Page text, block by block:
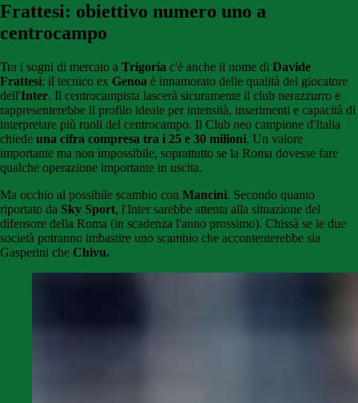
Frattesi: obiettivo numero uno a
centrocampo
Tra i sogni di mercato a Trigoria c'è anche il nome di Davide
Frattesi: il tecnico ex Genoa è innamorato delle qualità del giocatore
dell'Inter. Il centrocampista lascerà sicuramente il club nerazzurro e
rappresenterebbe il profilo ideale per intensità, inserimenti e capacità di
interpretare più ruoli del centrocampo. Il Club neo campione d'Italia
chiede una cifra compresa tra i 25 e 30 milioni. Un valore
importante ma non impossibile, soprattutto se la Roma dovesse fare
qualche operazione importante in uscita.
Ma occhio al possibile scambio con Mancini. Secondo quanto
riportato da Sky Sport, l'Inter sarebbe attenta alla situazione del
difensore della Roma (in scadenza l'anno prossimo). Chissà se le due
società potranno imbastire uno scambio che accontenterebbe sia
Gasperini che Chivu.